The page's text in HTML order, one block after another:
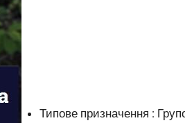
Типове призначення :